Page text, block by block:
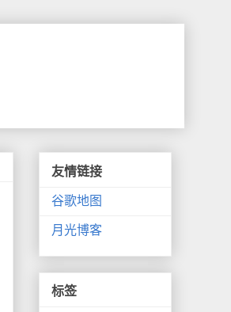
友情链接
谷歌地图
月光博客
标签